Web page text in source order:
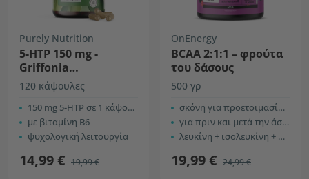
Purely Nutrition
5-HTP 150 mg -
Griffonia
Simplicifolia
120 κάψουλες
150 mg 5-HTP σε 1 κάψουλα
με βιταμίνη B6
ψυχολογική λειτουργία
14,99 € 19,99 €
OnEnergy
BCAA 2:1:1 – φρούτα
του δάσους
500 γρ
σκόνη για προετοιμασία ροφήματος
για πριν και μετά την άσκηση
λευκίνη + ισολευκίνη + βαλίνη
19,99 € 24,99 €